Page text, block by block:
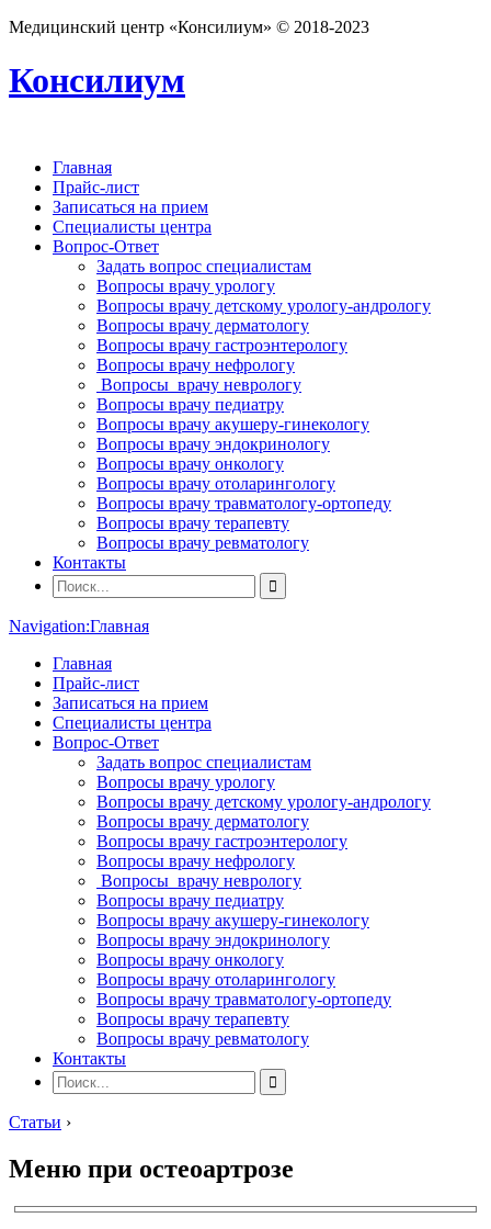
Медицинский центр «Консилиум» © 2018-2023
Консилиум
Главная
Прайс-лист
Записаться на прием
Специалисты центра
Вопрос-Ответ
Задать вопрос специалистам
Вопросы врачу урологу
Вопросы врачу детскому урологу-андрологу
Вопросы врачу дерматологу
Вопросы врачу гастроэнтерологу
Вопросы врачу нефрологу
Вопросы врачу неврологу
Вопросы врачу педиатру
Вопросы врачу акушеру-гинекологу
Вопросы врачу эндокринологу
Вопросы врачу онкологу
Вопросы врачу отоларингологу
Вопросы врачу травматологу-ортопеду
Вопросы врачу терапевту
Вопросы врачу ревматологу
Контакты
Navigation:Главная
Главная
Прайс-лист
Записаться на прием
Специалисты центра
Вопрос-Ответ
Задать вопрос специалистам
Вопросы врачу урологу
Вопросы врачу детскому урологу-андрологу
Вопросы врачу дерматологу
Вопросы врачу гастроэнтерологу
Вопросы врачу нефрологу
Вопросы врачу неврологу
Вопросы врачу педиатру
Вопросы врачу акушеру-гинекологу
Вопросы врачу эндокринологу
Вопросы врачу онкологу
Вопросы врачу отоларингологу
Вопросы врачу травматологу-ортопеду
Вопросы врачу терапевту
Вопросы врачу ревматологу
Контакты
Статьи ›
Меню при остеоартрозе